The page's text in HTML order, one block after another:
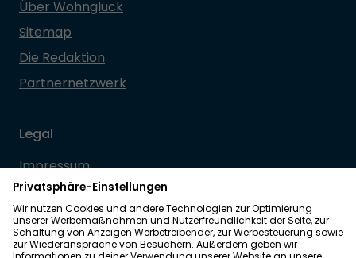
Über Wohnglück
Sitemap
Die Redaktion
Partnernetzwerk
Legal
Impressum
Datenschutz
Allgemeine Geschäftsbedingungen
Barrierefreiheit